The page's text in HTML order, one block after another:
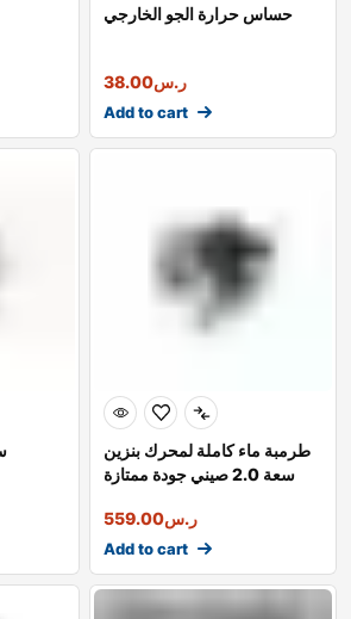
حساس حرارة الجو الخارجي
ر.س38.00
Add to cart
طرمبة ماء كاملة لمحرك بنزين
سعة 2.0 صيني جودة ممتازة
ر.س559.00
Add to cart